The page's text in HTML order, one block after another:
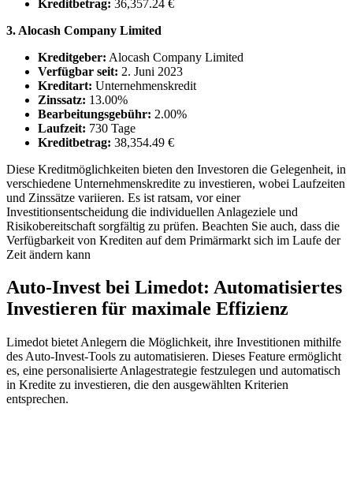
Kreditbetrag: 36,357.24 €
3. Alocash Company Limited
Kreditgeber: Alocash Company Limited
Verfügbar seit: 2. Juni 2023
Kreditart: Unternehmenskredit
Zinssatz: 13.00%
Bearbeitungsgebühr: 2.00%
Laufzeit: 730 Tage
Kreditbetrag: 38,354.49 €
Diese Kreditmöglichkeiten bieten den Investoren die Gelegenheit, in
verschiedene Unternehmenskredite zu investieren, wobei Laufzeiten
und Zinssätze variieren. Es ist ratsam, vor einer
Investitionsentscheidung die individuellen Anlageziele und
Risikobereitschaft sorgfältig zu prüfen. Beachten Sie auch, dass die
Verfügbarkeit von Krediten auf dem Primärmarkt sich im Laufe der
Zeit ändern kann
Auto-Invest bei Limedot: Automatisiertes
Investieren für maximale Effizienz
Limedot bietet Anlegern die Möglichkeit, ihre Investitionen mithilfe
des Auto-Invest-Tools zu automatisieren. Dieses Feature ermöglicht
es, eine personalisierte Anlagestrategie festzulegen und automatisch
in Kredite zu investieren, die den ausgewählten Kriterien
entsprechen.